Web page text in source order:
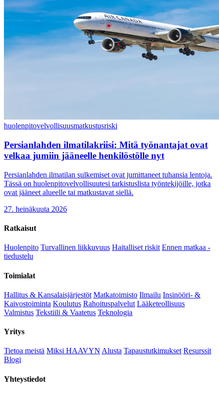
huolenpitovelvollisuusmatkustusriski
Persianlahden ilmatilakriisi: Mitä työnantajat ovat
velkaa jumiin jääneelle henkilöstölle nyt
Persianlahden ilmatilan sulkemiset ovat jumittaneet tuhansia lentoja.
Tässä on huolenpitovelvollisuutesi tarkistuslista työntekijöille, jotka
ovat jääneet alueelle tai matkustavat siellä.
27. heinäkuuta 2026
Ratkaisut
Huolenpito Turvallinen liikkuvuus Haitalliset riskit Ennen matkaa -
tiedustelu
Toimialat
Hallitus & Kansalaisjärjestöt Matkatoimisto Ilmailu Insinööri- &
Kaivostoiminta Koulutus Rahoituspalvelut Lääketeollisuus
Valmistus Tekstiili & Vaatetus Teknologia
Yritys
Tietoa meistä Miksi HAAVYN Alusta Tapaustutkimukset Resurssit
Blogi
Yhteystiedot